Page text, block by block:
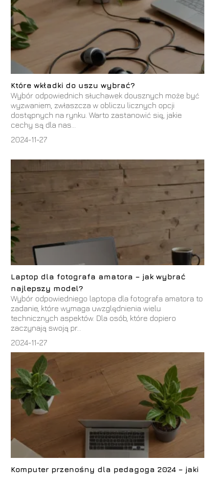
Które wkładki do uszu wybrać?
Wybór odpowiednich słuchawek dousznych może być
wyzwaniem, zwłaszcza w obliczu licznych opcji
dostępnych na rynku. Warto zastanowić się, jakie
cechy są dla nas...
2024-11-27
Laptop dla fotografa amatora – jak wybrać
najlepszy model?
Wybór odpowiedniego laptopa dla fotografa amatora to
zadanie, które wymaga uwzględnienia wielu
technicznych aspektów. Dla osób, które dopiero
zaczynają swoją pr...
2024-11-27
Komputer przenośny dla pedagoga 2024 – jaki